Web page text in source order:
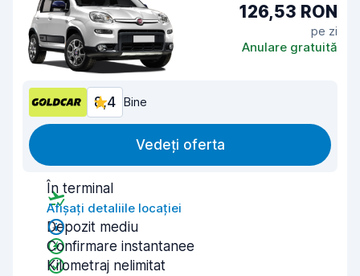
126,53 RON
pe zi
Anulare gratuită
8,4 Bine
Vedeți oferta
În terminal
Afișați detaliile locației
Depozit mediu
Confirmare instantanee
Kilometraj nelimitat